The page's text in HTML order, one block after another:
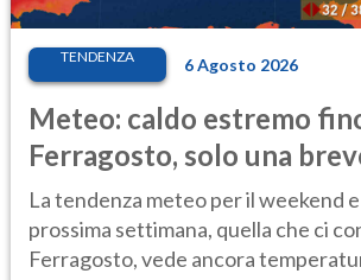
TENDENZA 6 Agosto 2026
Meteo: caldo estremo
Ferragosto, solo una
Ecco dove
La tendenza meteo per il weekend
prossima settimana, quella che ci
Ferragosto, vede ancora